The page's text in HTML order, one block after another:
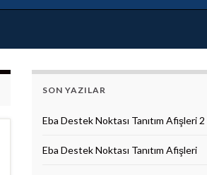
SON YAZILAR
Eba Destek Noktası Tanıtım Afişleri 2
Eba Destek Noktası Tanıtım Afişleri